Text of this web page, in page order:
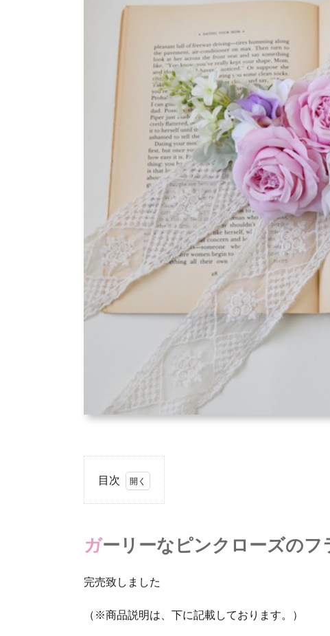
目次
1.
リ
な
ン
ク
ガーリーなピンクローズの
完売致しました
（※商品説明は、下に記載しております。）